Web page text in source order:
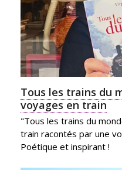
Tous les trains du
voyages en train
"Tous les trains du
train racontés par une
Poétique et inspirant !